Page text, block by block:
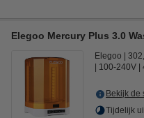
Elegoo Mercury Plus 3.0
Elegoo
100-240V
Bekijk de
Tijdelijk